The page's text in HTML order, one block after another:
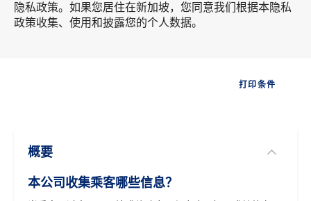
隐私政策。如果您居住在新加坡，您同意我们根据本隐私
政策收集、使用和披露您的个人数据。
打印条件
概要
本公司收集乘客哪些信息？